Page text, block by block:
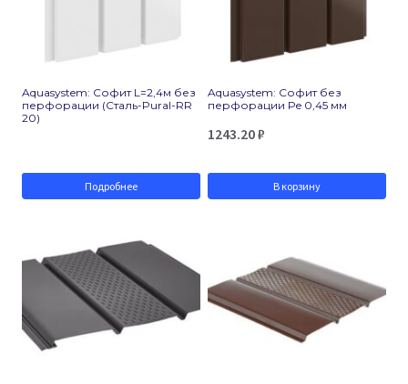
Aquasystem: Софит L=2,4м без
перфорации (Сталь-Pural-RR
20)
Подробнее
Aquasystem: Софит без
перфорации Pe 0,45 мм
1243.20₽
В корзину